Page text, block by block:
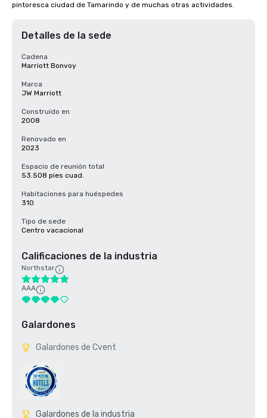
pintoresca ciudad de Tamarindo y de muchas otras actividades.
Detalles de la sede
Cadena
Marriott Bonvoy
Marca
JW Marriott
Construido en
2008
Renovado en
2023
Espacio de reunión total
53.508 pies cuad.
Habitaciones para huéspedes
310
Tipo de sede
Centro vacacional
Calificaciones de la industria
Northstar
AAA
Galardones
Galardones de Cvent
Galardones de la industria